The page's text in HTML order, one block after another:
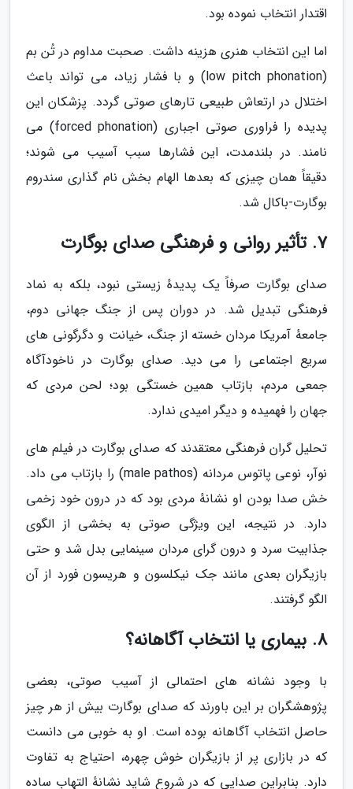
اقتدار انتخاب نموده بود.
اما این انتخاب هنری هزینه داشت. صحبت مداوم در تُن بم
(low pitch phonation) و با فشار زیاد، می تواند باعث
اختلال در ارتعاش طبیعی تارهای صوتی گردد. پزشکان این
پدیده را فراوری صوتی اجباری (forced phonation) می
نامند. در بلندمدت، این فشارها سبب آسیب می شوند؛
دقیقاً همان چیزی که بعدها الهام بخش نام گذاری سندروم
بوگارت-باکال شد.
7. تأثیر روانی و فرهنگی صدای بوگارت
صدای بوگارت صرفاً یک پدیدهٔ زیستی نبود، بلکه به نماد
فرهنگی تبدیل شد. در دوران پس از جنگ جهانی دوم،
جامعهٔ آمریکا مردان خسته از جنگ، خیانت و دگرگونی های
سریع اجتماعی را می دید. صدای بوگارت در ناخودآگاه
جمعی مردم، بازتاب همین خستگی بود؛ لحن مردی که
جهان را فهمیده و دیگر امیدی ندارد.
تحلیل گران فرهنگی معتقدند که صدای بوگارت در فیلم های
نوآر، نوعی پاتوس مردانه (male pathos) را بازتاب می داد.
خش صدا بودن او نشانهٔ مردی بود که در درون خود زخمی
دارد. در نتیجه، این ویژگی صوتی به بخشی از الگوی
جذابیت سرد و درون گرای مردان سینمایی بدل شد و حتی
بازیگران بعدی مانند جک نیکلسون و هریسون فورد از آن
الگو گرفتند.
8. بیماری یا انتخاب آگاهانه؟
با وجود نشانه های احتمالی از آسیب صوتی، بعضی
پژوهشگران بر این باورند که صدای بوگارت بیش از هر چیز
حاصل انتخاب آگاهانه بوده است. او به خوبی می دانست
که در بازاری پر از بازیگران خوش چهره، احتیاج به تفاوت
دارد. بنابراین صدایی که در شروع شاید نشانهٔ التهاب ساده